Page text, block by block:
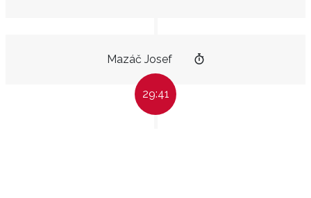
Mazáč Josef
29:41